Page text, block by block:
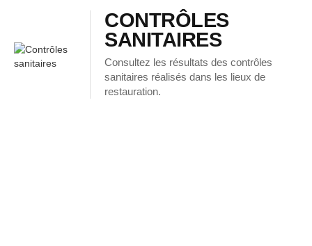
CONTRÔLES
SANITAIRES
Consultez les résultats des contrôles
sanitaires réalisés dans les lieux de
restauration.